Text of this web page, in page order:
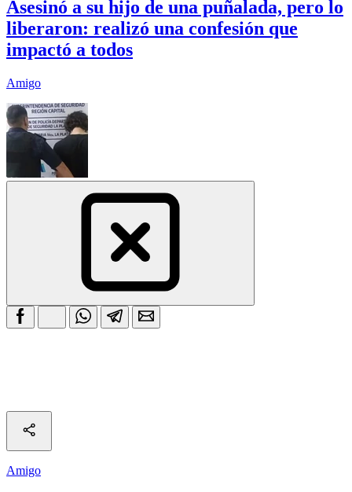
Asesinó a su hijo de una puñalada, pero lo
liberaron: realizó una confesión que
impactó a todos
Amigo
Amigo